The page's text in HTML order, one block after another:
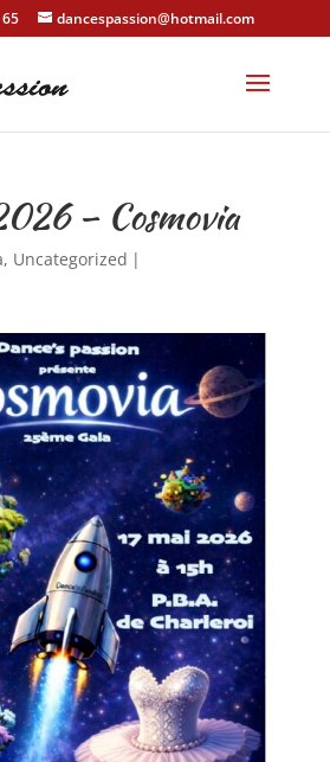
dancespassion@hotmail.com
– Cosmovia
, Uncategorized |